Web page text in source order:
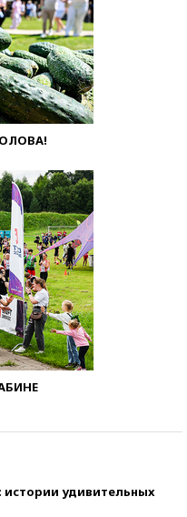
истории удивительных